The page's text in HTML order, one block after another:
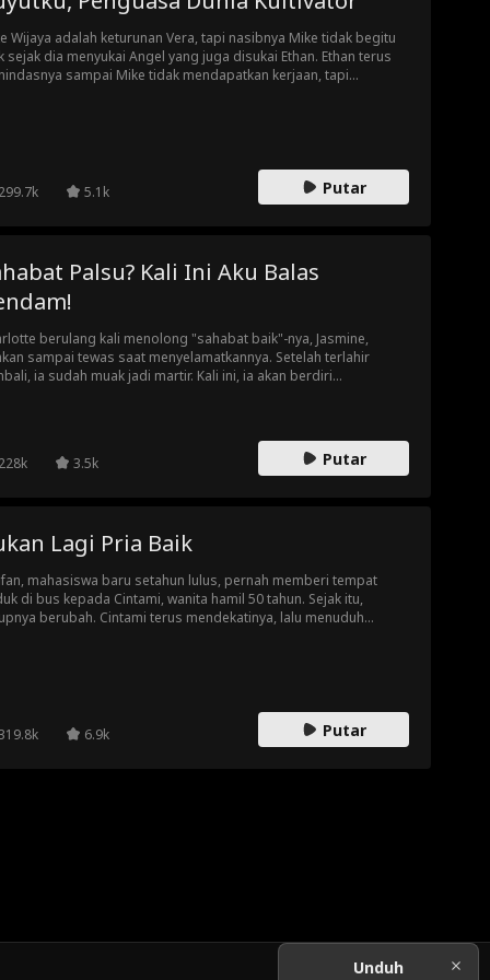
Wijaya adalah keturunan Vera, tapi nasibnya Mike tidak begitu
sejak dia menyukai Angel yang juga disukai Ethan. Ethan terus
sampai Mike tidak mendapatkan kerjaan, tapi
299.7k 5.1k Putar
Palsu? Kali Ini Aku Balas
berulang kali menolong "sahabat baik"-nya, Jasmine,
sampai tewas saat menyelamatkannya. Setelah terlahir
ia sudah muak jadi martir. Kali ini, ia akan berdiri
228k 3.5k Putar
Lagi Pria Baik
mahasiswa baru setahun lulus, pernah memberi tempat
di bus kepada Cintami, wanita hamil 50 tahun. Sejak itu,
berubah. Cintami terus mendekatinya, lalu menuduh
sama sekali tidak pernah punya hubungan apa pun dengan
6.9k Putar
Unduh